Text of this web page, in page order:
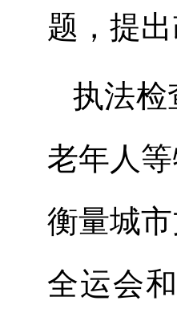
题，提
执法检
老年人
衡量城
全运会